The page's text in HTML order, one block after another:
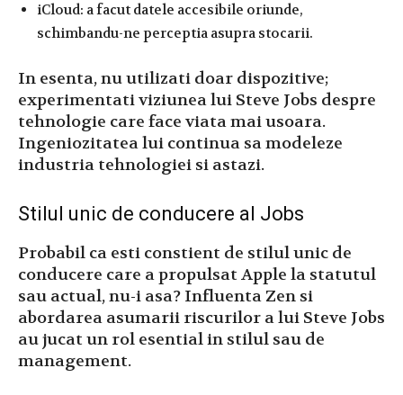
iCloud: a facut datele accesibile oriunde,
schimbandu-ne perceptia asupra stocarii.
In esenta, nu utilizati doar dispozitive;
experimentati viziunea lui Steve Jobs despre
tehnologie care face viata mai usoara.
Ingeniozitatea lui continua sa modeleze
industria tehnologiei si astazi.
Stilul unic de conducere al Jobs
Probabil ca esti constient de stilul unic de
conducere care a propulsat Apple la statutul
sau actual, nu-i asa? Influenta Zen si
abordarea asumarii riscurilor a lui Steve Jobs
au jucat un rol esential in stilul sau de
management.